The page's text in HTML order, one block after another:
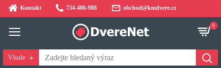
Kontakt 734-486-988 obchod@kmdvere.cz
0
Všude